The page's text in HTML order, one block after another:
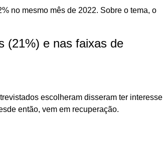
no mesmo mês de 2022. Sobre o tema, o
(21%) e nas faixas de
escolheram disseram ter interesse
então, vem em recuperação.